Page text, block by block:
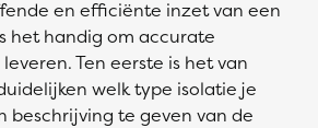
en efficiënte inzet van een
het handig om accurate
Ten eerste is het van
welk type isolatie je
beschrijving te geven van de